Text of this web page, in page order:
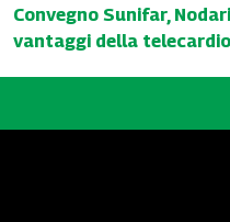
Convegno Sunifar,
vantaggi della